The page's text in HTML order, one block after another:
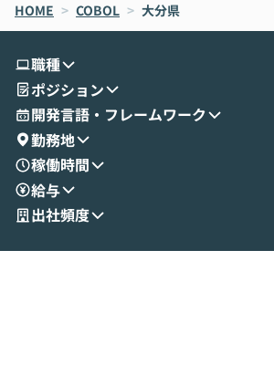
oworkの基本的な機能をご紹介いただきま
す。 続く公開デモでは、実際にCoworkを
せいただきます。数分でワークフローが完
成する手軽さや、Gmail等の外部サービス
とセキュアに連携できるポイントなど、実
演を通じて具体的なイメージをお届けしま
す。 後半のディスカッションでは、セキュ
リティの考え方や社内導入の進め方など、
現場目線でさらに深掘りしていきます。
「自分の業務をAIで自動化してみたいけ
いう方にこそ参加いただきたいイベントで
HOME > COBOL > 大分県
職種
ポジション
開発言語・フレームワーク
勤務地
稼働時間
給与
出社頻度